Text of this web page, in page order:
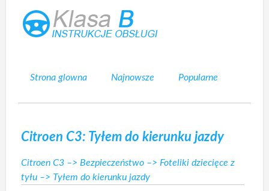
Strona glowna Najnowsze Popularne
Citroen C3: Tyłem do kierunku jazdy
Citroen C3 –> Bezpieczeństwo –> Foteliki dziecięce z
tyłu –> Tyłem do kierunku jazdy